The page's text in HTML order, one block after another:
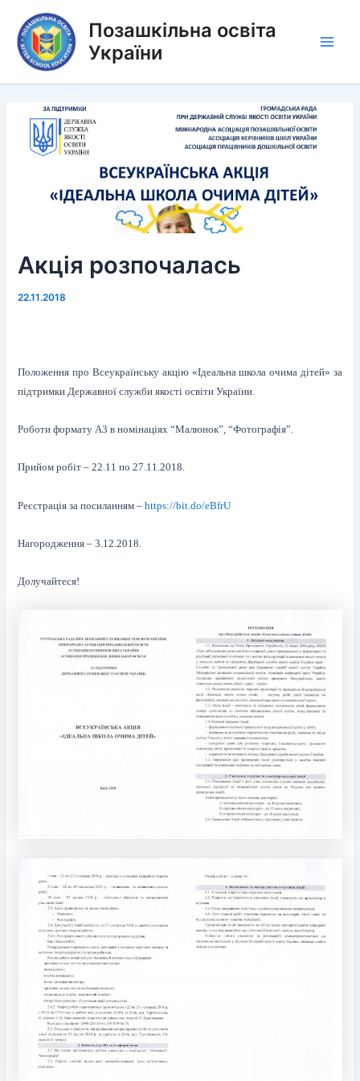
вмісту
Позашкільна освіта
України
Акція розпочалась
22.11.2018
Положення про Всеукраїнську акцію «Ідеальна школа очима дітей» за
підтримки Державної служби якості освіти України.
Роботи формату А3 в номінаціях “Малюнок”, “Фотографія”.
Прийом робіт – 22.11 по 27.11.2018.
Реєстрація за посиланням –https://bit.do/eBfrU
Нагородження – 3.12.2018.
Долучайтеся!